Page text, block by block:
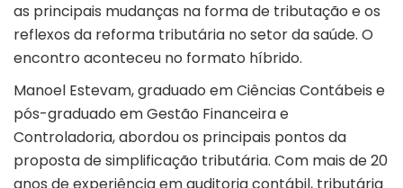
as principais mudanças na forma de tributação e os
reflexos da reforma tributária no setor da saúde. O
encontro aconteceu no formato híbrido.
Manoel Estevam, graduado em Ciências Contábeis e
pós-graduado em Gestão Financeira e
Controladoria, abordou os principais pontos da
proposta de simplificação tributária. Com mais de 20